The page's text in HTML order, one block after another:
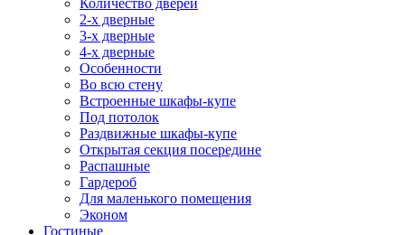
Количество дверей
2-х дверные
3-х дверные
4-х дверные
Особенности
Во всю стену
Встроенные шкафы-купе
Под потолок
Раздвижные шкафы-купе
Открытая секция посередине
Распашные
Гардероб
Для маленького помещения
Эконом
Гостиные